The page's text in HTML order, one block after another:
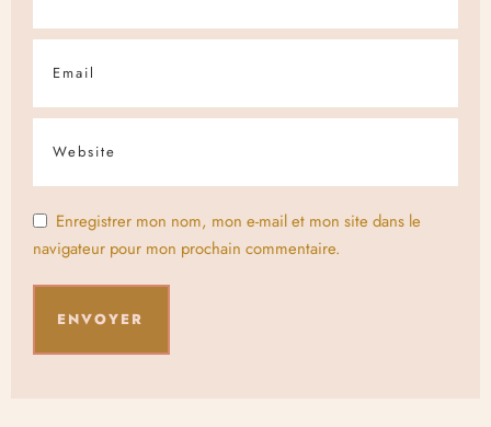
Enregistrer mon nom, mon e-mail et mon site dans le
navigateur pour mon prochain commentaire.